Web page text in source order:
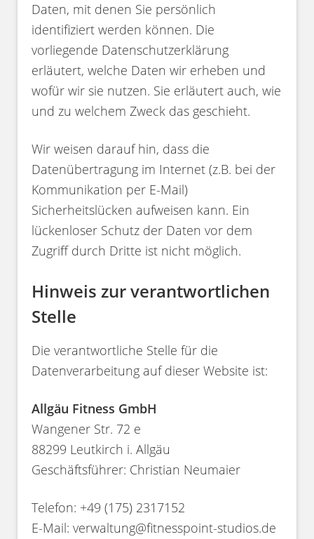
Daten, mit denen Sie persönlich
identifiziert werden können. Die
vorliegende Datenschutzerklärung
erläutert, welche Daten wir erheben und
wofür wir sie nutzen. Sie erläutert auch, wie
und zu welchem Zweck das geschieht.
Wir weisen darauf hin, dass die
Datenübertragung im Internet (z.B. bei der
Kommunikation per E-Mail)
Sicherheitslücken aufweisen kann. Ein
lückenloser Schutz der Daten vor dem
Zugriff durch Dritte ist nicht möglich.
Hinweis zur verantwortlichen
Stelle
Die verantwortliche Stelle für die
Datenverarbeitung auf dieser Website ist:
Allgäu Fitness GmbH
Wangener Str. 72 e
88299 Leutkirch i. Allgäu
Geschäftsführer: Christian Neumaier
Telefon: +49 (175) 2317152
E-Mail: verwaltung@fitnesspoint-studios.de